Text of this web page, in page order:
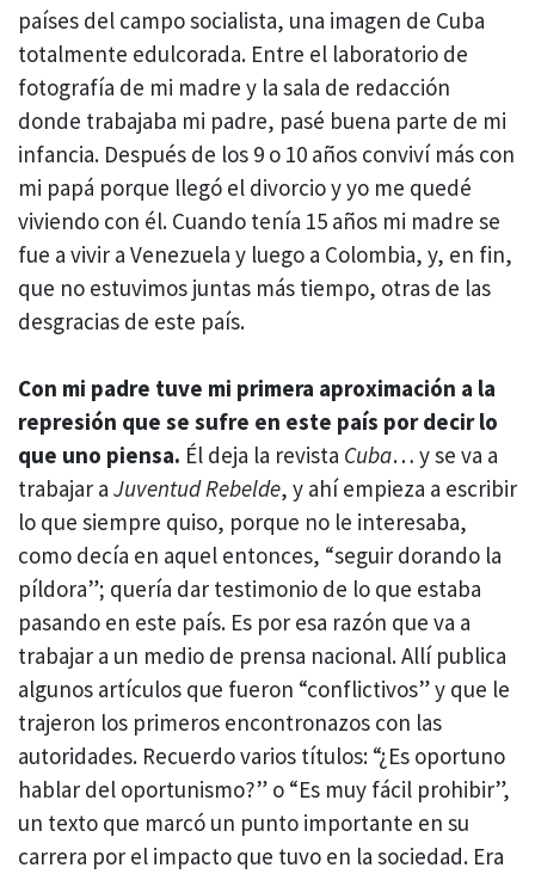
países del campo socialista, una imagen de Cuba
totalmente edulcorada. Entre el laboratorio de
fotografía de mi madre y la sala de redacción
donde trabajaba mi padre, pasé buena parte de mi
infancia. Después de los 9 o 10 años conviví más con
mi papá porque llegó el divorcio y yo me quedé
viviendo con él. Cuando tenía 15 años mi madre se
fue a vivir a Venezuela y luego a Colombia, y, en fin,
que no estuvimos juntas más tiempo, otras de las
desgracias de este país.
Con mi padre tuve mi primera aproximación a la
represión que se sufre en este país por decir lo
que uno piensa. Él deja la revista Cuba… y se va a
trabajar a Juventud Rebelde, y ahí empieza a escribir
lo que siempre quiso, porque no le interesaba,
como decía en aquel entonces, “seguir dorando la
píldora”; quería dar testimonio de lo que estaba
pasando en este país. Es por esa razón que va a
trabajar a un medio de prensa nacional. Allí publica
algunos artículos que fueron “conflictivos” y que le
trajeron los primeros encontronazos con las
autoridades. Recuerdo varios títulos: “¿Es oportuno
hablar del oportunismo?” o “Es muy fácil prohibir”,
un texto que marcó un punto importante en su
carrera por el impacto que tuvo en la sociedad. Era